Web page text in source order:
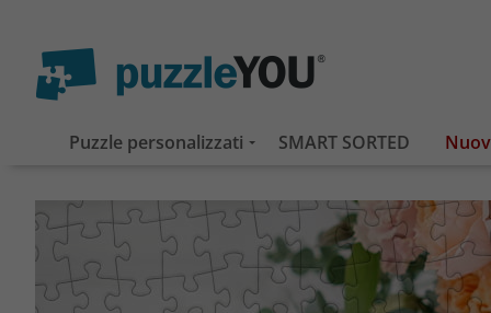
Puzzle personalizzati SMART SORTED